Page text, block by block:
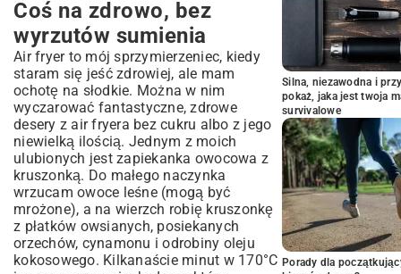
Coś na zdrowo, bez
wyrzutów sumienia
Air fryer to mój sprzymierzeniec, kiedy
staram się jeść zdrowiej, ale mam
ochotę na słodkie. Można w nim
wyczarować fantastyczne, zdrowe
desery z air fryera bez cukru albo z jego
niewielką ilością. Jednym z moich
ulubionych jest zapiekanka owocowa z
kruszonką. Do małego naczynka
wrzucam owoce leśne (mogą być
mrożone), a na wierzch robię kruszonkę
z płatków owsianych, posiekanych
orzechów, cynamonu i odrobiny oleju
kokosowego. Kilkanaście minut w 170°C
Silna, niezawodna i
pokaż, jaka jest twoja
survivalowe
Porady dla